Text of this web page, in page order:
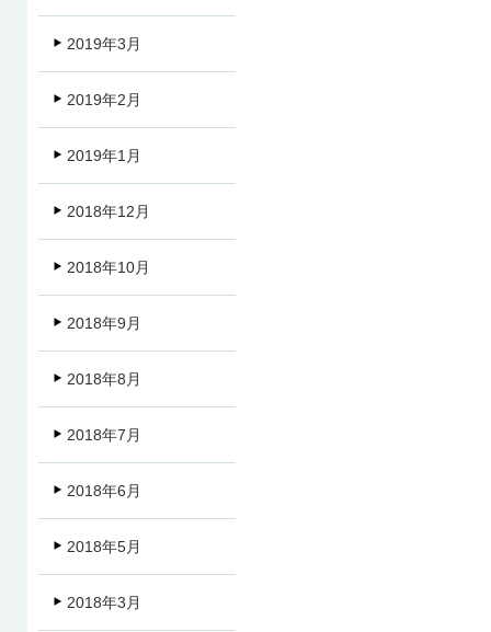
2019年3月
2019年2月
2019年1月
2018年12月
2018年10月
2018年9月
2018年8月
2018年7月
2018年6月
2018年5月
2018年3月